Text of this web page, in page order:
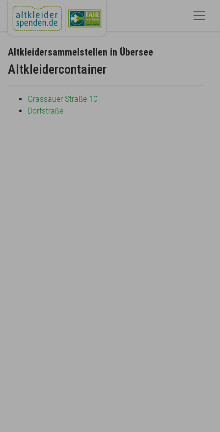
Altkleidersammelstellen in Übersee
Altkleidercontainer
Grassauer Straße 10
Dorfstraße